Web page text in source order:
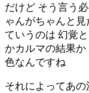
だけど そう言う
ゃんがちゃんと
ていうのは 幻覚
かカルマの結果
色なんですね
それによってあ